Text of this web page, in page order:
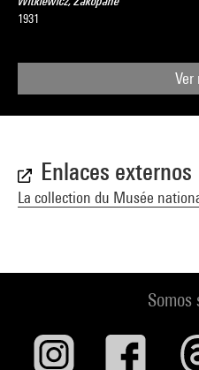
1931
Ver
Enlaces externos
La collection du Musée
Somos